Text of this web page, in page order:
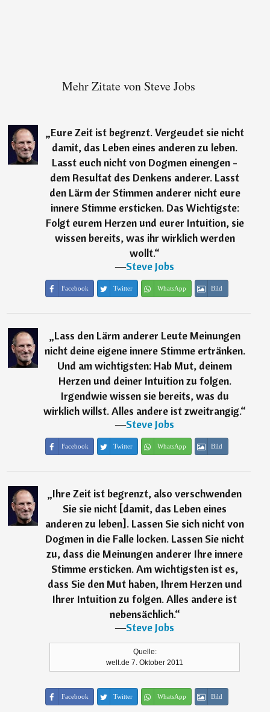
Mehr Zitate von Steve Jobs
„Eure Zeit ist begrenzt. Vergeudet sie nicht
damit, das Leben eines anderen zu leben.
Lasst euch nicht von Dogmen einengen -
dem Resultat des Denkens anderer. Lasst
den Lärm der Stimmen anderer nicht eure
innere Stimme ersticken. Das Wichtigste:
Folgt eurem Herzen und eurer Intuition, sie
wissen bereits, was ihr wirklich werden
wollt.“
―Steve Jobs
Facebook Twitter WhatsApp Bild
„Lass den Lärm anderer Leute Meinungen
nicht deine eigene innere Stimme ertränken.
Und am wichtigsten: Hab Mut, deinem
Herzen und deiner Intuition zu folgen.
Irgendwie wissen sie bereits, was du
wirklich willst. Alles andere ist zweitrangig.“
―Steve Jobs
Facebook Twitter WhatsApp Bild
„Ihre Zeit ist begrenzt, also verschwenden
Sie sie nicht [damit, das Leben eines
anderen zu leben]. Lassen Sie sich nicht von
Dogmen in die Falle locken. Lassen Sie nicht
zu, dass die Meinungen anderer Ihre innere
Stimme ersticken. Am wichtigsten ist es,
dass Sie den Mut haben, Ihrem Herzen und
Ihrer Intuition zu folgen. Alles andere ist
nebensächlich.“
―Steve Jobs
Quelle:
welt.de 7. Oktober 2011
Facebook Twitter WhatsApp Bild